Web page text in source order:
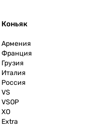
Коньяк
Армения
Франция
Грузия
Италия
Россия
VS
VSOP
XO
Extra